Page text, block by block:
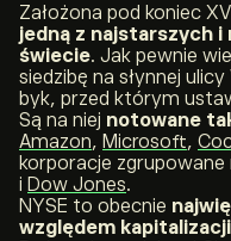
Założona pod koniec
jedną z najstarszych
świecie. Jak pewnie
siedzibę na słynnej
byk, przed którym
Są na niej notowane
Amazon, Microsoft,
korporacje zgrupowane
i Dow Jones.
NYSE to obecnie
względem kapitalizacji